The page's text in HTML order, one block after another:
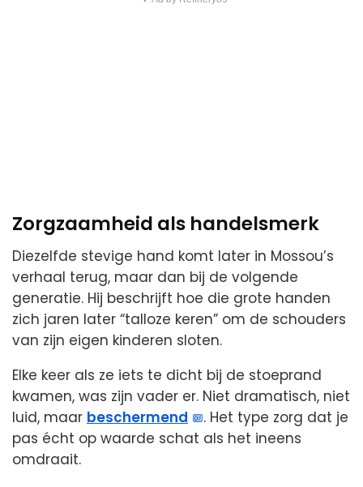
Zorgzaamheid als handelsmerk
Diezelfde stevige hand komt later in Mossou’s
verhaal terug, maar dan bij de volgende
generatie. Hij beschrijft hoe die grote handen
zich jaren later “talloze keren” om de schouders
van zijn eigen kinderen sloten.
Elke keer als ze iets te dicht bij de stoeprand
kwamen, was zijn vader er. Niet dramatisch, niet
luid, maar beschermend
. Het type zorg dat je
pas écht op waarde schat als het ineens
omdraait.